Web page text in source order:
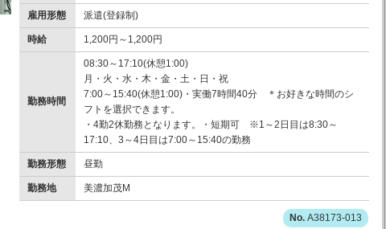
雇用形態 派遣(登録制)
時給 1,200円～1,200円
勤務時間
08:30～17:10(休憩1:00)
月・火・水・木・金・土・日・祝
7:00～15:40(休憩1:00)・実働7時間40分 ＊お好きな時間のシ
フトを選択できます。
・4勤2休勤務となります。・短期可 ※1～2日目は8:30～
17:10、3～4日目は7:00～15:40の勤務
勤務形態 昼勤
勤務地 美濃加茂M
A38173-013